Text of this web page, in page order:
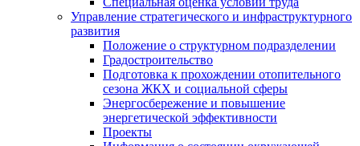
Управление стратегического и инфраструктурного
развития
Положение о структурном подразделении
Градостроительство
Подготовка к прохождении отопительного
сезона ЖКХ и социальной сферы
Энергосбережение и повышение
энергетической эффективности
Проекты